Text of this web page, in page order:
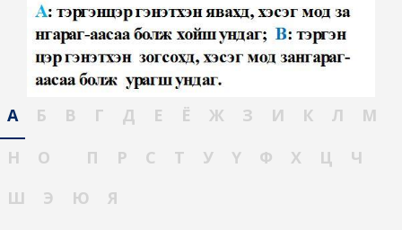
А Б В Г Д Е Ё Ж З И К Л
М
Н
О П Р С Т У Ү Ф Х Ц
Ч
Ш
Э Ю Я